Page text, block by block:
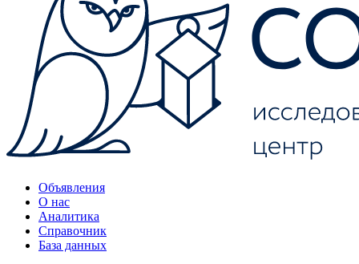
Объявления
О нас
Аналитика
Справочник
База данных